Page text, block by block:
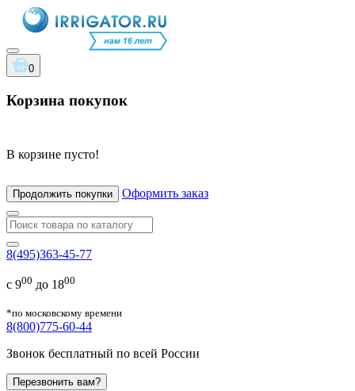
0
Корзина покупок
В корзине пусто!
Продолжить покупки Оформить заказ
8(495)363-45-77
с 900 до 1800
*по московскому времени
8(800)775-60-44
Звонок бесплатный по всей России
Перезвонить вам?